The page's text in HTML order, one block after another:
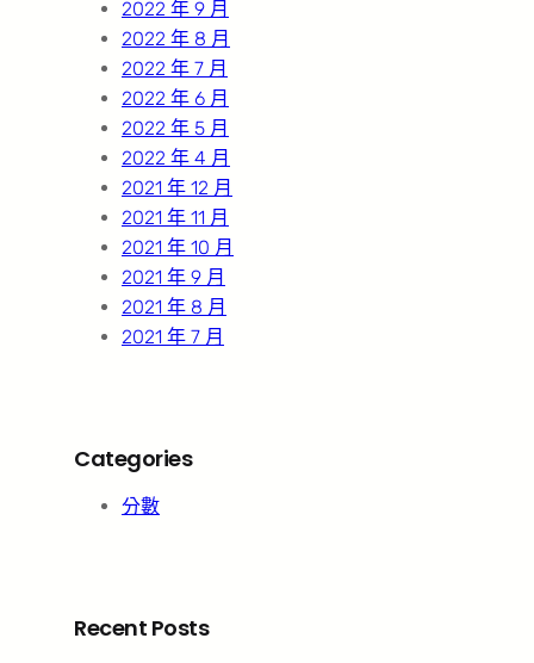
2022 年 9 月
2022 年 8 月
2022 年 7 月
2022 年 6 月
2022 年 5 月
2022 年 4 月
2021 年 12 月
2021 年 11 月
2021 年 10 月
2021 年 9 月
2021 年 8 月
2021 年 7 月
Categories
分數
Recent Posts